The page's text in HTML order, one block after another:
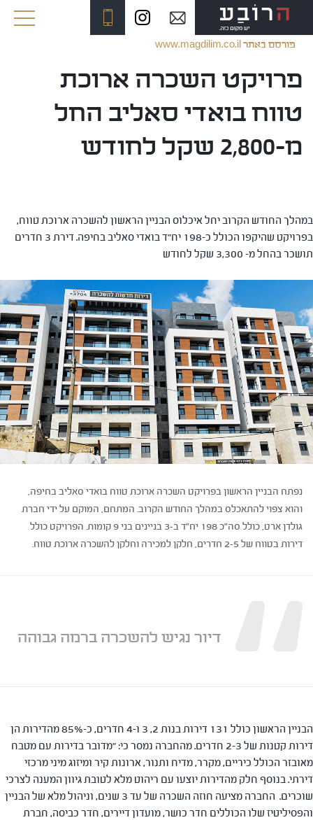
www.magdilim.co.il פורסם באתר
פרויקט השכרה ארוכת
טווח בואדי סאליב החל
מ-2,800 שקל לחודש
במהלך החודש הקרוב יחל איכלוס הבניין הראשון להשכרה ארוכת טווח,
בפרויקט שהיקפו הכולל כ-198 יח"ד בואדי סאליב בחיפה. דירת 3 חדרים
תושכר בהחל מ- 3,300 שקל לחודש
נפתח הבניין הראשון בפרויקט השכרה ארוכת טווח בואדי סאליב בחיפה,
והוא צפוי להתאכלס במהלך החודש הקרוב. המתחם, המוקם על ידי חברת
גולדן ארט, כולל סה"כ 198 יח"ד ב-3 בניינים בני 9 קומות. הפרויקט כולל
דירות בטווח של 2-5 חדרים, חלקן למכירה וחלקן להשכרה ארוכת טווח.
דיור נגיש להשכרה ברמה גבוהה “
הבניין הראשון כולל 131 דירות בנות 2, 3 ו-4 חדרים, כ-85% מהדירות הן
דירות קטנות של 2-3 חדרים. מהחברה נמסר כי: "מדובר בדירות עם מטבח
מאובזר הכולל כיריים, מקרר, מדיח ותנור, ארונות קיר ומיזוג מיני מרכזי
דירתי. בנוסף חלק מהדירות יוצעו עם ריהוט מלא לטובת גיוון המענה לצרכי
שוכרים. החברה מציעה חוזה השכרה של עד 3 שנים, וניהול מלא של הבניין
והפסיליטיז שלו הכוללים חדר כושר, מועדון דיירים, חדר כביסה, חברת